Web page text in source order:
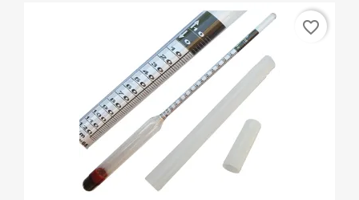
favorite_border